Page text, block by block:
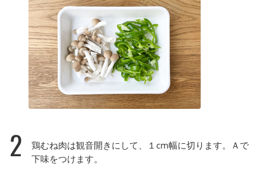
2
鶏むね肉は観音開きにして、１cm幅に切ります。Ａで
下味をつけます。